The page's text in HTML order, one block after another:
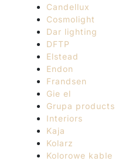
Candellux
Cosmolight
Dar lighting
DFTP
Elstead
Endon
Frandsen
Gie el
Grupa products
Interiors
Kaja
Kolarz
Kolorowe kable